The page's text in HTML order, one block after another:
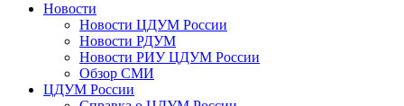
Новости
Новости ЦДУМ России
Новости РДУМ
Новости РИУ ЦДУМ России
Обзор СМИ
ЦДУМ России